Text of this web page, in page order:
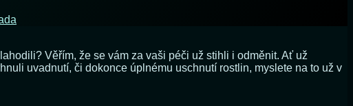
Věřím, že se vám za vaši péči už stihli i odměnit. Ať už
uvadnutí, či dokonce úplnému uschnutí rostlin, myslete na to už v